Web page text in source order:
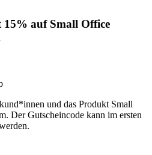
auf Small Office
und das Produkt Small
Der Gutscheincode kann im ersten